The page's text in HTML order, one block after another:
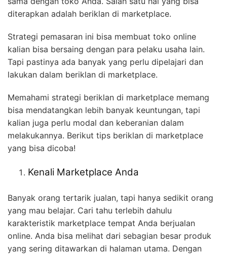
diterapkan adalah beriklan di marketplace.
Strategi pemasaran ini bisa membuat toko online
kalian bisa bersaing dengan para pelaku usaha lain.
Tapi pastinya ada banyak yang perlu dipelajari dan
lakukan dalam beriklan di marketplace.
Memahami strategi beriklan di marketplace memang
bisa mendatangkan lebih banyak keuntungan, tapi
kalian juga perlu modal dan keberanian dalam
melakukannya. Berikut tips beriklan di marketplace
yang bisa dicoba!
Kenali Marketplace Anda
Banyak orang tertarik jualan, tapi hanya sedikit orang
yang mau belajar. Cari tahu terlebih dahulu
karakteristik marketplace tempat Anda berjualan
online. Anda bisa melihat dari sebagian besar produk
yang sering ditawarkan di halaman utama. Dengan